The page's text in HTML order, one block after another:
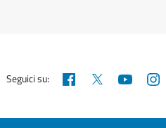
Seguici su: Facebook